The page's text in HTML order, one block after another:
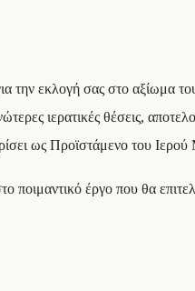
την εκλογή σας στο αξίωμα
ιερατικές θέσεις,
ως Προϊστάμενο του
ποιμαντικό έργο που θα